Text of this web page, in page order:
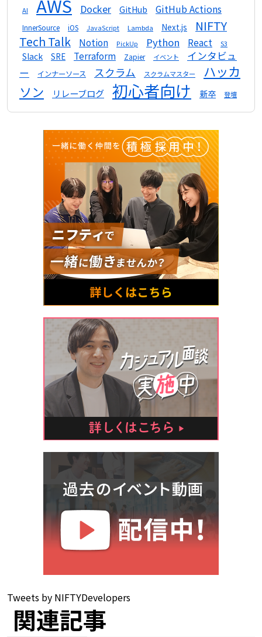
AI AWS Docker GitHub GitHub Actions
InnerSource iOS JavaScript Lambda Next.js
NIFTY
Tech Talk
Notion PickUp Python React S3
Slack SRE Terraform Zapier イベント
インタビュ
ー
インナーソース スクラム スクラムマスター
ハッカ
ソン
リレーブログ 初心者向け 新卒 登壇
Tweets by NIFTYDevelopers
関連記事